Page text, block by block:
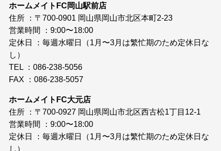
ホームメイトFC岡山駅前店
住所 ：〒700-0901 岡山県岡山市北区本町2-23
営業時間 ：9:00〜18:00
定休日 ：毎週水曜日（1月〜3月は繁忙期のため定休日な
し）
TEL ：086-238-5056
FAX ：086-238-5057
ホームメイトFC大元店
住所 ：〒700-0927 岡山県岡山市北区西古松1丁目12-1
営業時間 ：9:00〜18:00
定休日 ：毎週水曜日（1月〜3月は繁忙期のため定休日な
し）